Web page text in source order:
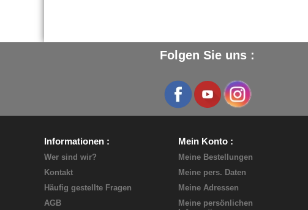
Folgen Sie uns :
Informationen
Wer sind wir?
Kontakt
Häufig gestellte Fragen
AGB
Mein Konto
Meine Bestellungen
Meine pers. Daten
Meine Adressen
Meine persönlichen